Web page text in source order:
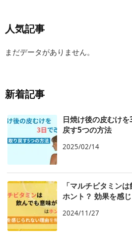
人気記事
まだデータがありません。
新着記事
日焼け後の皮むけ
戻す5つの方法
2025/02/14
「マルチビタミン
ホント？ 効果を感
2024/11/27